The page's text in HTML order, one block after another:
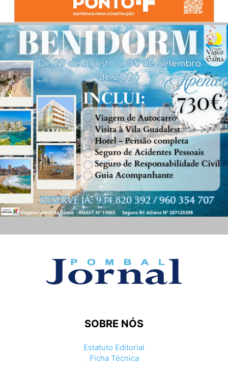
SOBRE NÓS
Estatuto Editorial
Ficha Técnica